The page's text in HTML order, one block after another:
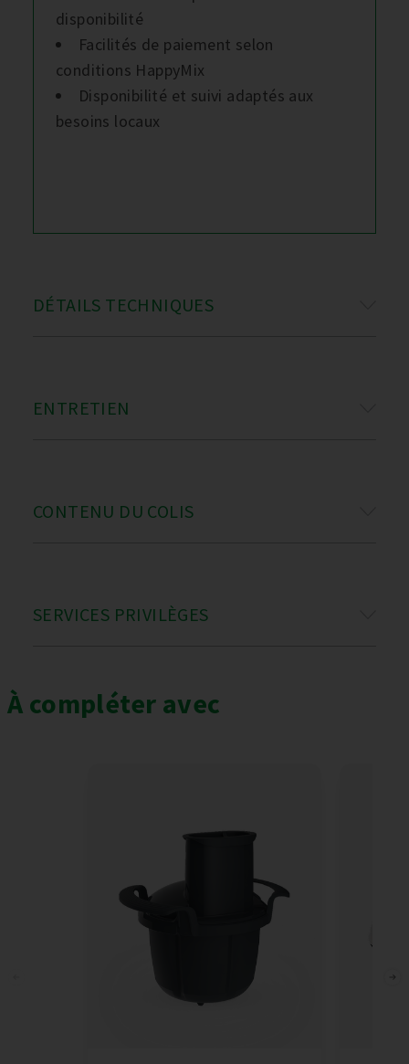
disponibilité
Facilités de paiement selon
conditions HappyMix
Disponibilité et suivi adaptés aux
besoins locaux
DÉTAILS TECHNIQUES
ENTRETIEN
CONTENU DU COLIS
SERVICES PRIVILÈGES
À compléter avec